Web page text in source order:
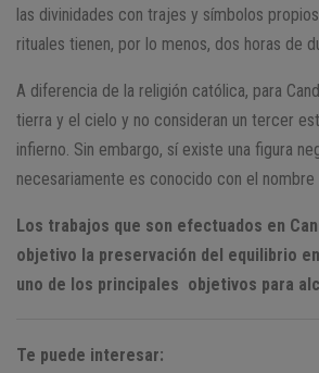
las divinidades con trajes y símbolos
rituales tienen, por lo menos, dos horas de
A diferencia de la religión católica, para
tierra y el cielo y no consideran un tercer
infierno. Sin embargo, sí existe una figura
necesariamente es conocido con el nombre
Los trabajos que son efectuados en
objetivo la preservación del equilibrio
uno de los principales objetivos para
Te puede interesar: